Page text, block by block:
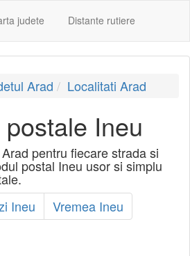
judete Distante rutiere
Arad Localitati Arad
Ineu
pentru fiecare strada si
postal Ineu usor si simplu
Ineu Vremea Ineu